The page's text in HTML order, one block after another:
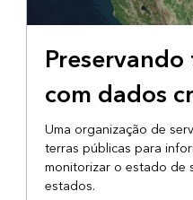
GERENCIAMENTO DE DADOS
com dados
Uma organização de
terras públicas para
monitorizar o estado de
estados.